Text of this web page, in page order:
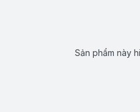
Sản phẩm này